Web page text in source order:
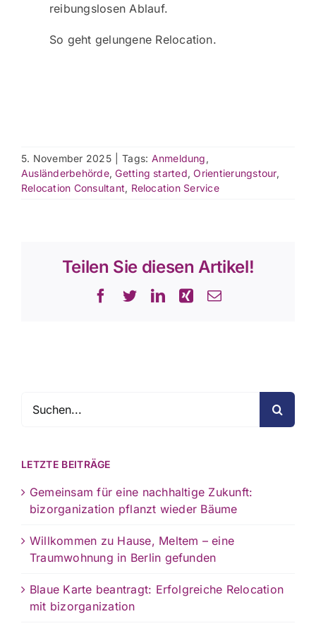
reibungslosen Ablauf.
So geht gelungene Relocation.
5. November 2025 Tags: Anmeldung ,
Ausländerbehörde,Getting started,Orientierungstour,
Relocation Consultant, Relocation Service
Teilen Sie diesen Artikel!
Facebook
TwitterLinkedIn
XingE-
nach:
LETZTE BEITRÄGE
Gemeinsam für eine nachhaltige Zukunft:
bizorganization pflanzt wieder Bäume
Willkommen zu Hause, Meltem – eine
Traumwohnung in Berlin gefunden
Blaue Karte beantragt: Erfolgreiche Relocation
mit bizorganization